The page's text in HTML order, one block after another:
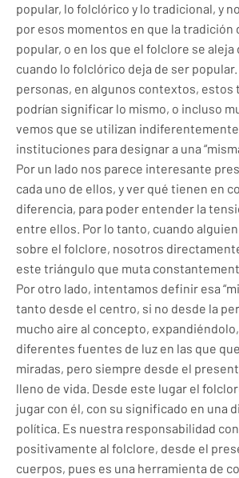
popular, lo folclórico y lo tradicional, y
por esos momentos en que la tradición
popular, o en los que el folclore se aleja
cuando lo folclórico deja de ser popular.
personas, en algunos contextos, estos
podrían significar lo mismo, o incluso
vemos que se utilizan
instituciones para designar a una
Por un lado nos parece interesante
cada uno de ellos, y ver qué tienen en
diferencia, para poder entender la
entre ellos. Por lo tanto, cuando
sobre el folclore, nosotros
este triángulo que muta
Por otro lado, intentamos definir esa
tanto desde el centro, si no desde la
mucho aire al concepto,
diferentes fuentes de luz en las que
miradas, pero siempre desde el
lleno de vida. Desde este lugar el
jugar con él, con su significado en una
política. Es nuestra responsabilidad
positivamente al folclore, desde el
cuerpos, pues es una herramienta de